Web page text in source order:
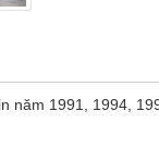
1991, 1994,